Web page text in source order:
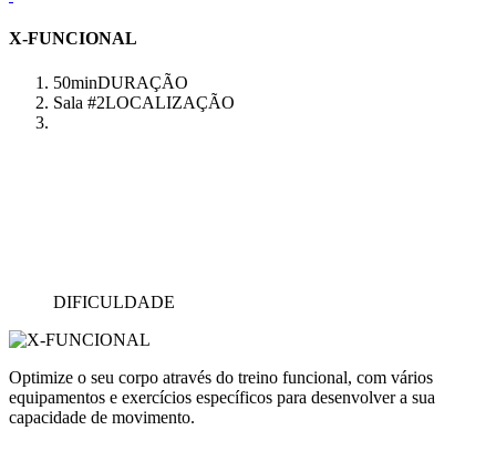
X-FUNCIONAL
50minDURAÇÃO
Sala #2LOCALIZAÇÃO
DIFICULDADE
Optimize o seu corpo através do treino funcional, com vários
equipamentos e exercícios específicos para desenvolver a sua
capacidade de movimento.